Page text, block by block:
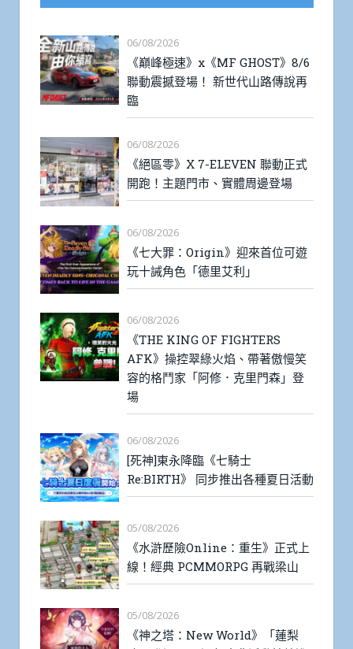
06/08/2026
《巔峰極速》x《MF GHOST》8/6
聯動震撼登場！ 新世代山路傳說再
臨
06/08/2026
《絕區零》X 7-ELEVEN 聯動正式
開跑！主題門市、實體周邊登場
06/08/2026
《七大罪：Origin》迎來首位可遊
玩十誡角色「德里艾利」
06/08/2026
《THE KING OF FIGHTERS
AFK》操控翠綠火焰、帶著傲慢笑
容的格鬥家「阿修．克里門森」登
場
06/08/2026
[死神]東永降臨《七騎士
Re:BIRTH》 同步推出各種夏日活動
05/08/2026
《水滸歷險Online：重生》正式上
線！經典 PCMMORPG 再戰梁山
05/08/2026
《神之塔：New World》「蓮梨